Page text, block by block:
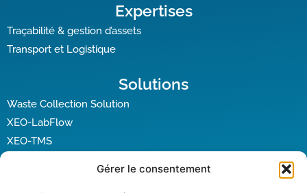
Gérer le consentement
Expertises
Traçabilité & gestion d’assets
Transport et Logistique
Solutions
Waste Collection Solution
XEO-LabFlow
XEO-TMS
Mobile app